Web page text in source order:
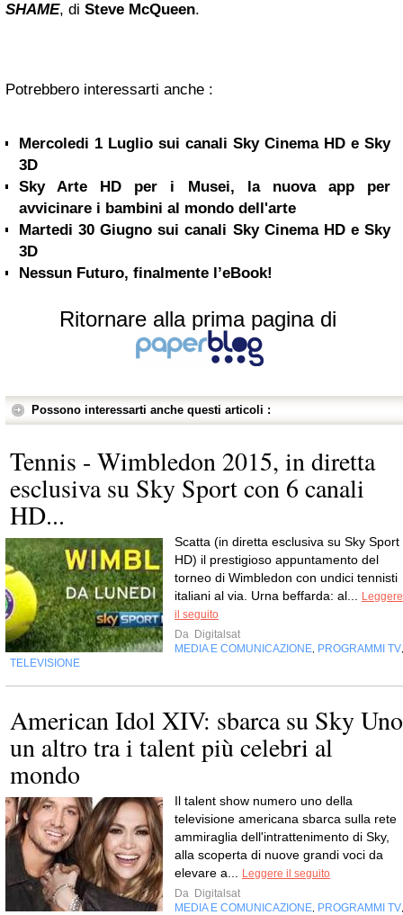
SHAME, di Steve McQueen.
Potrebbero interessarti anche :
Mercoledi 1 Luglio sui canali Sky Cinema HD e Sky
3D
Sky Arte HD per i Musei, la nuova app per
avvicinare i bambini al mondo dell'arte
Martedi 30 Giugno sui canali Sky Cinema HD e Sky
3D
Nessun Futuro, finalmente l’eBook!
Ritornare alla prima pagina di
Possono interessarti anche questi articoli :
Tennis - Wimbledon 2015, in diretta
esclusiva su Sky Sport con 6 canali
HD...
Scatta (in diretta esclusiva su Sky Sport
HD) il prestigioso appuntamento del
torneo di Wimbledon con undici tennisti
italiani al via. Urna beffarda: al...
Leggere
il seguito
Da Digitalsat
MEDIA E COMUNICAZIONE PROGRAMMI TV
TELEVISIONE
American Idol XIV: sbarca su Sky Uno
un altro tra i talent più celebri al
mondo
Il talent show numero uno della
televisione americana sbarca sulla rete
ammiraglia dell'intrattenimento di Sky,
alla scoperta di nuove grandi voci da
elevare a...
Leggere il seguito
Da Digitalsat
MEDIA E COMUNICAZIONE PROGRAMMI TV